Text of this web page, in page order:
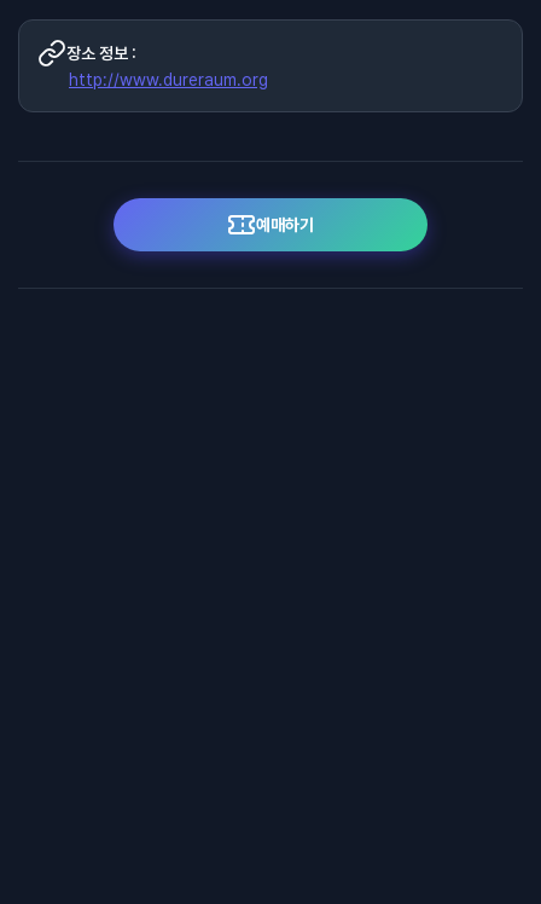
장소 정보 :
http://www.dureraum.org
예매하기